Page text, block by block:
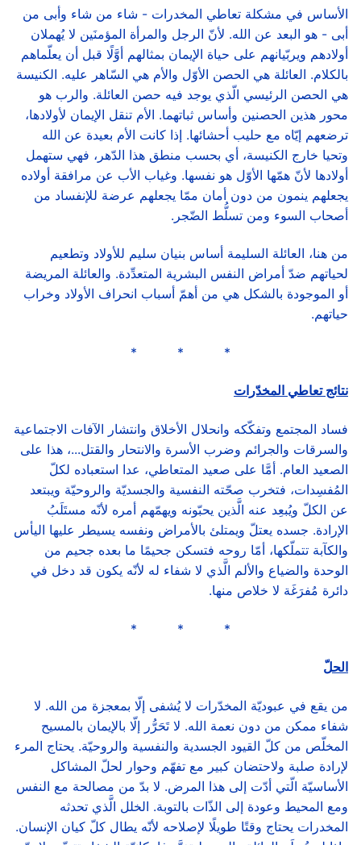
الأساس في مشكلة تعاطي المخدرات - شاء من شاء وأبى من
أبى - هو البعد عن الله. لأنّ الرجل والمرأة المؤمنَين لا يُهملان
أولادهم ويربّيانهم على حياة الإيمان بمثالهم أوَّلًا قبل أن يعلّماهم
بالكلام. العائلة هي الحصن الأوّل والأم هي السّاهر عليه. الكنيسة
هي الحصن الرئيسي الّذي يوجد فيه حصن العائلة. والرب هو
محور هذين الحصنين وأساس ثباتهما. الأم تنقل الإيمان لأولادها،
ترضعهم إيّاه مع حليب أحشائها. إذا كانت الأم بعيدة عن الله
وتحيا خارج الكنيسة، أي بحسب منطق هذا الدّهر، فهي ستهمل
أولادها لأنّ همّها الأوّل هو نفسها. وغياب الأب عن مرافقة أولاده
يجعلهم ينمون من دون أمان ممّا يجعلهم عرضة للإنفساد من
أصحاب السوء ومن تسلُّط الضّجر.
من هنا، العائلة السليمة أساس بنيان سليم للأولاد وتطعيم
لحياتهم ضدّ أمراض النفس البشرية المتعدِّدة. والعائلة المريضة
أو الموجودة بالشكل هي من أهمّ أسباب انحراف الأولاد وخراب
حياتهم.
* * *
نتائج تعاطي المخدّرات
فساد المجتمع وتفكّكه وانحلال الأخلاق وانتشار الآفات الاجتماعية
والسرقات والجرائم وضرب الأسرة والانتحار والقتل...، هذا على
الصعيد العام. أمَّا على صعيد المتعاطي، عدا استعباده لكلّ
المُفسِدات، فتخرب صحّته النفسية والجسديّة والروحيّة ويبتعد
عن الكلّ ويُبعِد عنه الَّذين يحبّونه ويهمّهم أمره لأنّه مستَلَبُ
الإرادة. جسده يعتلّ ويمتلئ بالأمراض ونفسه يسيطر عليها اليأس
والكآبة تتملّكها، أمّا روحه فتسكن جحيمًا ما بعده جحيم من
الوحدة والضياع والألم الَّذي لا شفاء له لأنّه يكون قد دخل في
دائرة مُفرَغَة لا خلاص منها.
* * *
الحلّ
من يقع في عبوديّة المخدّرات لا يُشفى إلّا بمعجزة من الله. لا
شفاء ممكن من دون نعمة الله. لا تَحَرُّر إلّا بالإيمان بالمسيح
المخلّص من كلّ القيود الجسدية والنفسية والروحيّة. يحتاج المرء
لإرادة صلبة ولاحتضان كبير مع تفهّم وحوار لحلّ المشاكل
الأساسيّة الّتي أدّت إلى هذا المرض. لا بدّ من مصالحة مع النفس
ومع المحيط وعودة إلى الذّات بالتوبة. الخلل الَّذي تحدثه
المخدرات يحتاج وقتًا طويلًا لإصلاحه لأنّه يطال كلّ كيان الإنسان.